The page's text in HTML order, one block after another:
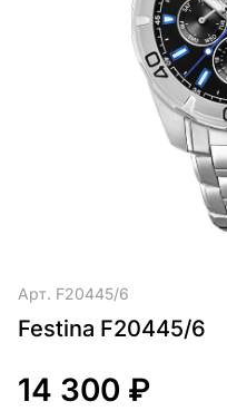
Арт. F20445/6
Festina F20445/6
14 300 ₽